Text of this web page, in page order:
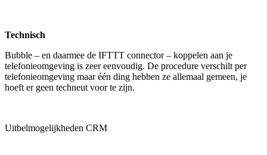
Technisch
Bubble – en daarmee de IFTTT connector – koppelen aan je
telefonieomgeving is zeer eenvoudig. De procedure verschilt per
telefonieomgeving maar één ding hebben ze allemaal gemeen, je
hoeft er geen techneut voor te zijn.
Uitbelmogelijkheden CRM